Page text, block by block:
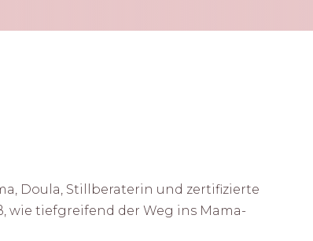
Doula, Stillberaterin und zertifizierte
wie tiefgreifend der Weg ins Mama-